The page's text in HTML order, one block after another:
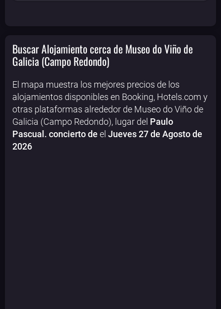
Buscar Alojamiento cerca de Museo do Viño de
Galicia (Campo Redondo)
El mapa muestra los mejores precios de los
alojamientos disponibles en Booking, Hotels.com y
otras plataformas alrededor de Museo do Viño de
Galicia (Campo Redondo), lugar del Paulo
Pascual. concierto de el Jueves 27 de Agosto de
2026